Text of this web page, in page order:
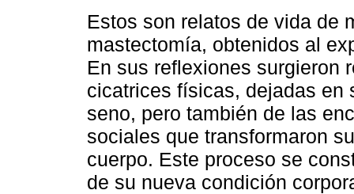
Estos son relatos de vida de
mastectomía, obtenidos al
En sus reflexiones surgieron
cicatrices físicas, dejadas en
seno, pero también de las
sociales que transformaron
cuerpo. Este proceso se
de su nueva condición